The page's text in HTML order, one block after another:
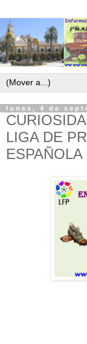
lunes, 4 de
LIGA DE